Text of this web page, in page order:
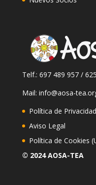
Telf.: 697 489 957 /
Mail: info@aosa-
Política de Privacidad
Aviso Legal
Política de Cookies
© 2024 AOSA-TEA